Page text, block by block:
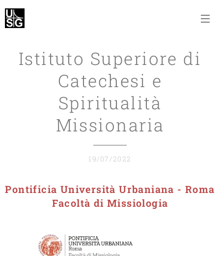
Istituto Superiore di
Catechesi e
Spiritualità
Missionaria
19/07/2022
Pontificia Università Urbaniana - Roma
Facoltà di Missiologia